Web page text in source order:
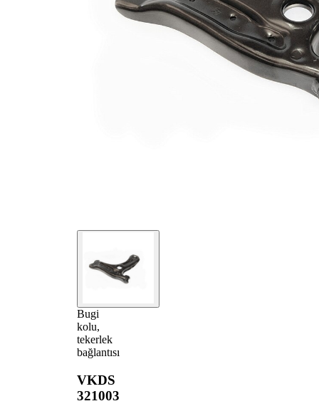
Bugi
kolu,
tekerlek
bağlantısı
VKDS
321003